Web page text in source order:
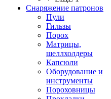
Снаряжение патронов
Пули
Гильзы
Порох
Матрицы,
шеллхолдеры
Капсюли
Оборудование и
инструменты
Пороховницы